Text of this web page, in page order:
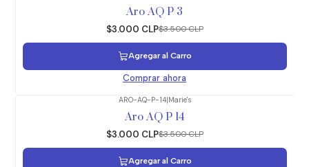
Aro AQ P 3
$3.000 CLP$3.500 CLP
Agregar al Carro
Comprar ahora
ARO-AQ-P-14|Marie's
Aro AQ P 14
$3.000 CLP$3.500 CLP
Agregar al Carro